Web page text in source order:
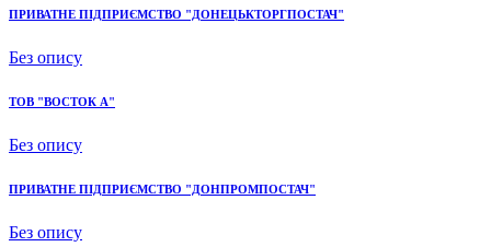
ПРИВАТНЕ ПІДПРИЄМСТВО "ДОНЕЦЬКТОРГПОСТАЧ"
Без опису
ТОВ "ВОСТОК А"
Без опису
ПРИВАТНЕ ПІДПРИЄМСТВО "ДОНПРОМПОСТАЧ"
Без опису